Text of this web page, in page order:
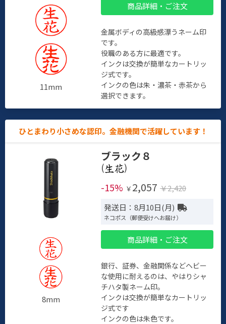
11mm
商品詳細・ご注文
金属ボディの高級感漂うネーム印
です。
役職のある方に最適です。
インクは交換が簡単なカートリッ
ジ式です。
インクの色は朱・濃茶・赤茶から
選択できます。
ひとまわり小さめな認印。金融機関で活躍しています！
8mm
ブラック８
(
)
-15% ￥ 2,057 ￥2,420
発送日：8月10日(月)
ネコポス（郵便受けへお届け）
商品詳細・ご注文
銀行、証券、金融関係などヘビー
な使用に耐えるのは、やはりシャ
チハタ製ネーム印。
インクは交換が簡単なカートリッ
ジ式です
インクの色は朱色です。